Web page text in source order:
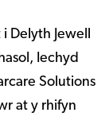
Delyth Jewell
Iechyd
Solutions
at y rhifyn